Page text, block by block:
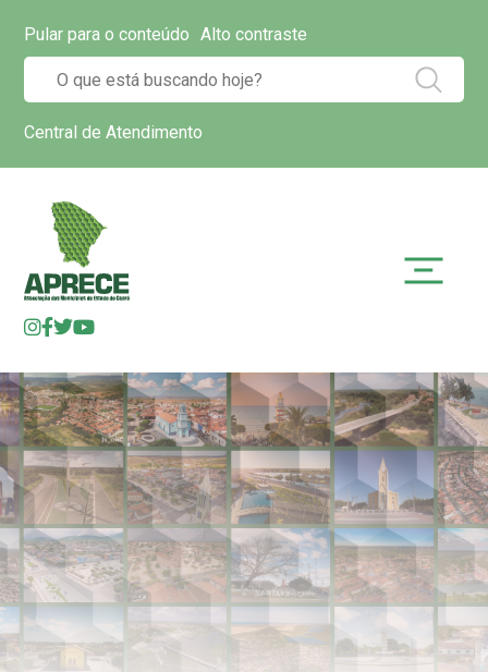
Pular para o conteúdo Alto contraste
Central de Atendimento